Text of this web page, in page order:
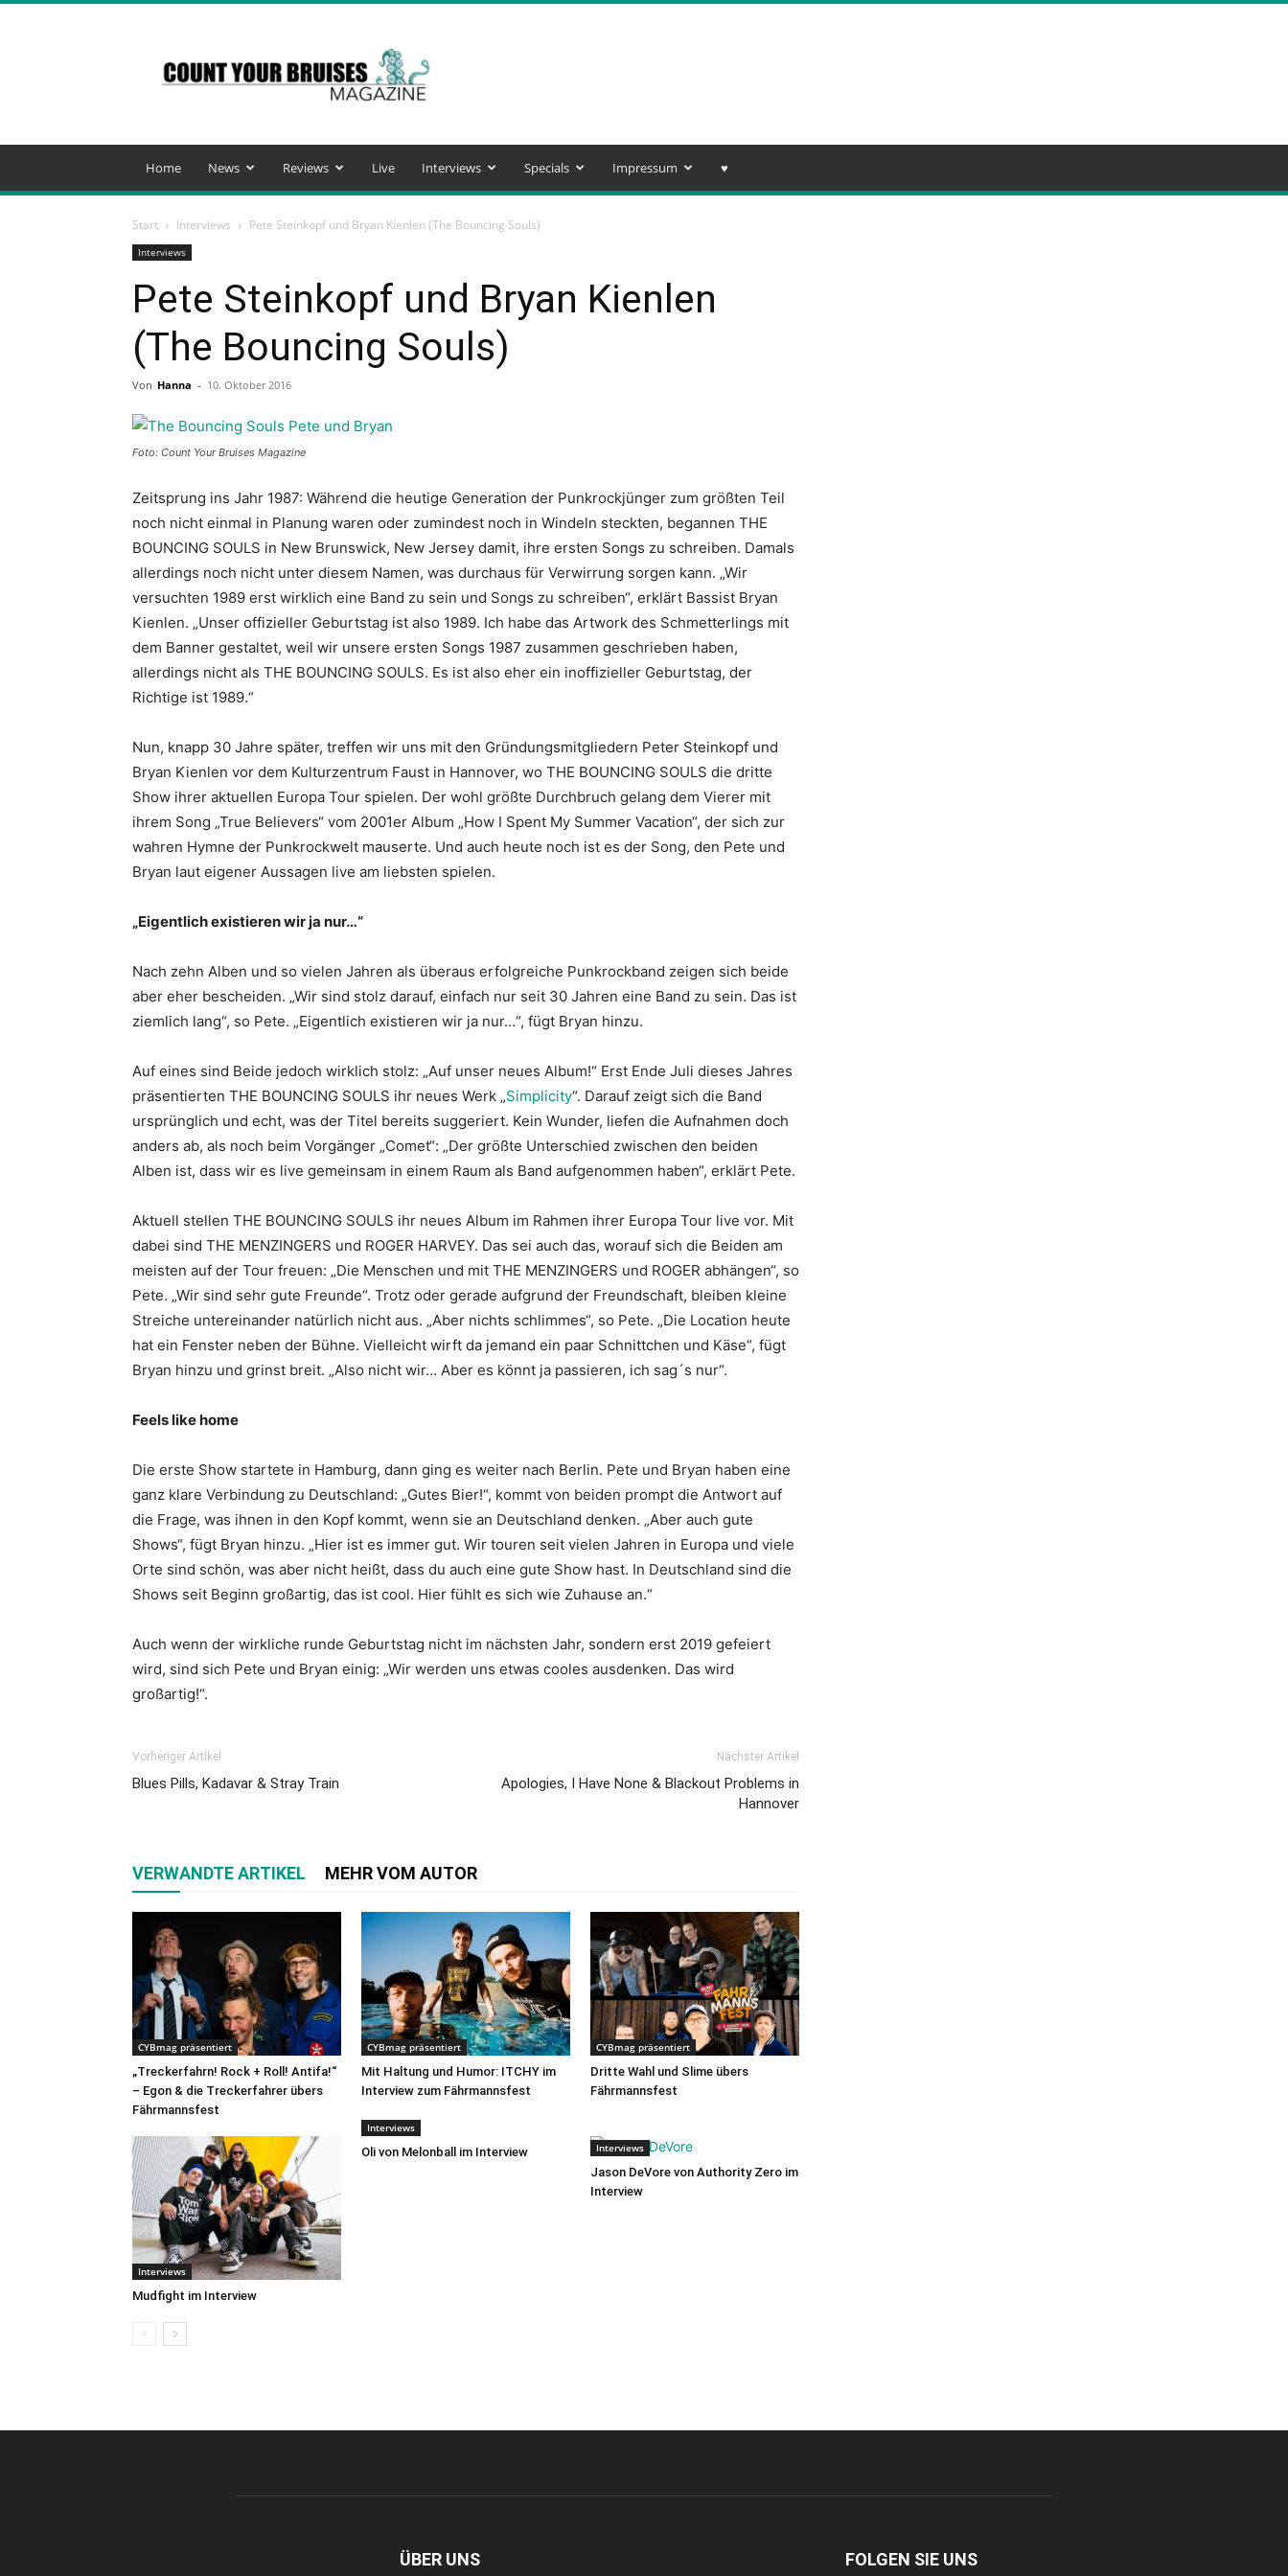
Your
Bruises
Magazine
Home News Reviews Live Interviews Specials Impressum ♥️
Start Interviews Pete Steinkopf und Bryan Kienlen (The Bouncing Souls)
Interviews
Pete Steinkopf und Bryan Kienlen
(The Bouncing Souls)
Von Hanna - 10. Oktober 2016
Foto: Count Your Bruises Magazine
Zeitsprung ins Jahr 1987: Während die heutige Generation der Punkrockjünger zum größten Teil
noch nicht einmal in Planung waren oder zumindest noch in Windeln steckten, begannen THE
BOUNCING SOULS in New Brunswick, New Jersey damit, ihre ersten Songs zu schreiben. Damals
allerdings noch nicht unter diesem Namen, was durchaus für Verwirrung sorgen kann. „Wir
versuchten 1989 erst wirklich eine Band zu sein und Songs zu schreiben“, erklärt Bassist Bryan
Kienlen. „Unser offizieller Geburtstag ist also 1989. Ich habe das Artwork des Schmetterlings mit
dem Banner gestaltet, weil wir unsere ersten Songs 1987 zusammen geschrieben haben,
allerdings nicht als THE BOUNCING SOULS. Es ist also eher ein inoffizieller Geburtstag, der
Richtige ist 1989.“
Nun, knapp 30 Jahre später, treffen wir uns mit den Gründungsmitgliedern Peter Steinkopf und
Bryan Kienlen vor dem Kulturzentrum Faust in Hannover, wo THE BOUNCING SOULS die dritte
Show ihrer aktuellen Europa Tour spielen. Der wohl größte Durchbruch gelang dem Vierer mit
ihrem Song „True Believers“ vom 2001er Album „How I Spent My Summer Vacation“, der sich zur
wahren Hymne der Punkrockwelt mauserte. Und auch heute noch ist es der Song, den Pete und
Bryan laut eigener Aussagen live am liebsten spielen.
„Eigentlich existieren wir ja nur…“
Nach zehn Alben und so vielen Jahren als überaus erfolgreiche Punkrockband zeigen sich beide
aber eher bescheiden. „Wir sind stolz darauf, einfach nur seit 30 Jahren eine Band zu sein. Das ist
ziemlich lang“, so Pete. „Eigentlich existieren wir ja nur…“, fügt Bryan hinzu.
Auf eines sind Beide jedoch wirklich stolz: „Auf unser neues Album!“ Erst Ende Juli dieses Jahres
präsentierten THE BOUNCING SOULS ihr neues Werk „Simplicity“. Darauf zeigt sich die Band
ursprünglich und echt, was der Titel bereits suggeriert. Kein Wunder, liefen die Aufnahmen doch
anders ab, als noch beim Vorgänger „Comet“: „Der größte Unterschied zwischen den beiden
Alben ist, dass wir es live gemeinsam in einem Raum als Band aufgenommen haben“, erklärt Pete.
Aktuell stellen THE BOUNCING SOULS ihr neues Album im Rahmen ihrer Europa Tour live vor. Mit
dabei sind THE MENZINGERS und ROGER HARVEY. Das sei auch das, worauf sich die Beiden am
meisten auf der Tour freuen: „Die Menschen und mit THE MENZINGERS und ROGER abhängen“, so
Pete. „Wir sind sehr gute Freunde“. Trotz oder gerade aufgrund der Freundschaft, bleiben kleine
Streiche untereinander natürlich nicht aus. „Aber nichts schlimmes“, so Pete. „Die Location heute
hat ein Fenster neben der Bühne. Vielleicht wirft da jemand ein paar Schnittchen und Käse“, fügt
Bryan hinzu und grinst breit. „Also nicht wir… Aber es könnt ja passieren, ich sag´s nur“.
Feels like home
Die erste Show startete in Hamburg, dann ging es weiter nach Berlin. Pete und Bryan haben eine
ganz klare Verbindung zu Deutschland: „Gutes Bier!“, kommt von beiden prompt die Antwort auf
die Frage, was ihnen in den Kopf kommt, wenn sie an Deutschland denken. „Aber auch gute
Shows“, fügt Bryan hinzu. „Hier ist es immer gut. Wir touren seit vielen Jahren in Europa und viele
Orte sind schön, was aber nicht heißt, dass du auch eine gute Show hast. In Deutschland sind die
Shows seit Beginn großartig, das ist cool. Hier fühlt es sich wie Zuhause an.“
Auch wenn der wirkliche runde Geburtstag nicht im nächsten Jahr, sondern erst 2019 gefeiert
wird, sind sich Pete und Bryan einig: „Wir werden uns etwas cooles ausdenken. Das wird
großartig!“.
Vorheriger Artikel
Blues Pills, Kadavar & Stray Train
Nächster Artikel
Apologies, I Have None & Blackout Problems in
Hannover
VERWANDTE ARTIKEL MEHR VOM AUTOR
CYBmag präsentiert
„Treckerfahrn! Rock + Roll! Antifa!“
– Egon & die Treckerfahrer übers
Fährmannsfest
CYBmag präsentiert
Mit Haltung und Humor: ITCHY im
Interview zum Fährmannsfest
CYBmag präsentiert
Dritte Wahl und Slime übers
Fährmannsfest
Interviews
Mudfight im Interview
Interviews
Oli von Melonball im Interview Interviews
Jason DeVore von Authority Zero im
Interview
ÜBER UNS FOLGEN SIE UNS